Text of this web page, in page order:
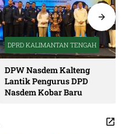
DPRD KALIMANTAN TENGAH
DPW Nasdem Kalteng
Lantik Pengurus DPD
Nasdem Kobar Baru